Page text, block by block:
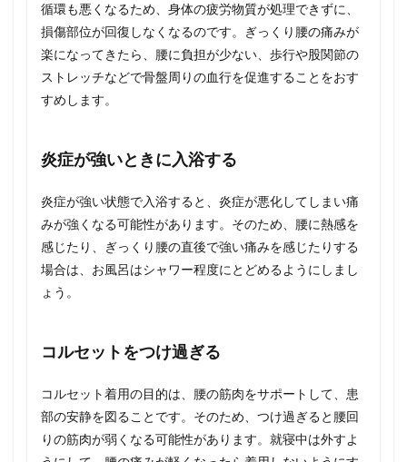
循環も悪くなるため、身体の疲労物質が処理できずに、
損傷部位が回復しなくなるのです。ぎっくり腰の痛みが
楽になってきたら、腰に負担が少ない、歩行や股関節の
ストレッチなどで骨盤周りの血行を促進することをおす
すめします。
炎症が強いときに入浴する
炎症が強い状態で入浴すると、炎症が悪化してしまい痛
みが強くなる可能性があります。そのため、腰に熱感を
感じたり、ぎっくり腰の直後で強い痛みを感じたりする
場合は、お風呂はシャワー程度にとどめるようにしまし
ょう。
コルセットをつけ過ぎる
コルセット着用の目的は、腰の筋肉をサポートして、患
部の安静を図ることです。そのため、つけ過ぎると腰回
りの筋肉が弱くなる可能性があります。就寝中は外すよ